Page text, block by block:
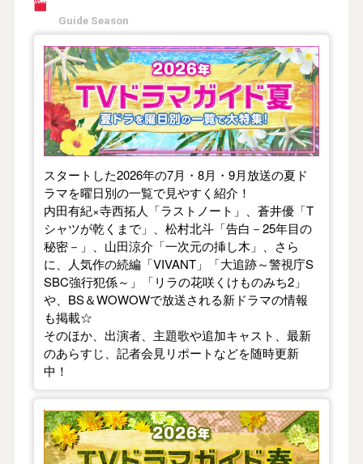
Guide Season
【2026年夏】TVドラマガイド
スタートした2026年の7月・8月・9月放送の夏ド
ラマを曜日別の一覧で見やすく紹介！
内田有紀×寺西拓人「ラストノート」、蒼井優「T
シャツが乾くまで」、松村北斗「告白－25年目の
秘密－」、山田涼介「一次元の挿し木」、さら
に、人気作の続編「VIVANT」「大追跡～警視庁S
SBC強行犯係～」「リラの花咲くけものみち2」
や、BS＆WOWOWで放送される新ドラマの情報
も掲載☆
そのほか、出演者、主題歌や追加キャスト、最新
のあらすじ、記者会見リポートなどを随時更新
中！
【2026年春】TVドラマガイド